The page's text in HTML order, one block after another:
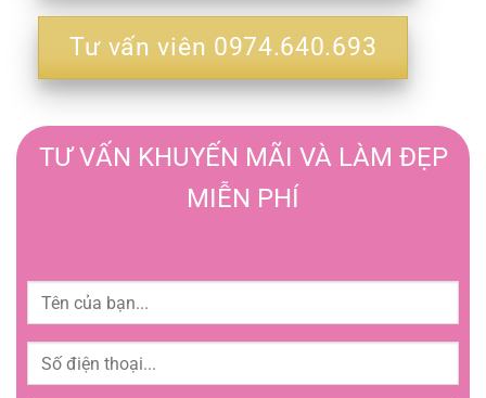
Tư vấn viên 0974.640.693
TƯ VẤN KHUYẾN MÃI VÀ LÀM ĐẸP
MIỄN PHÍ